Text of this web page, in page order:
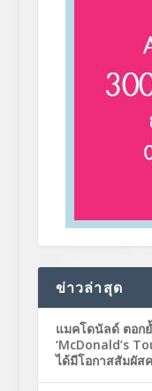
ข่าวล่าสุด
แมคโดนัลด์ ตอก
‘McDonald’s
ได้มีโอกาสสัมผัส